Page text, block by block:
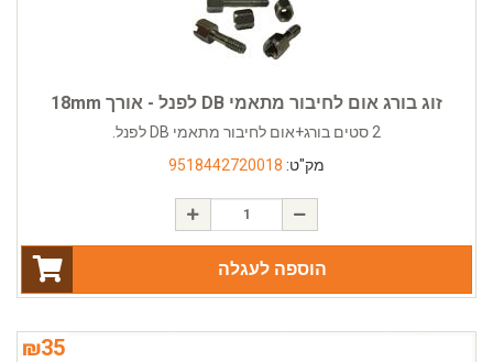
זוג בורג אום לחיבור מתאמי DB לפנל - אורך 18mm
2 סטים בורג+אום לחיבור מתאמי DB לפנל.
מק"ט: 9518442720018
הוספה לעגלה
₪35